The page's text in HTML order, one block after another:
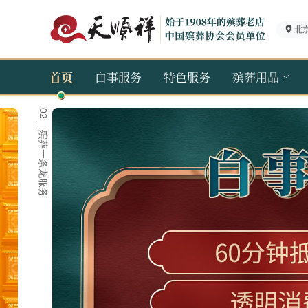
北
首页 白事服务 特色服务 殡葬用品